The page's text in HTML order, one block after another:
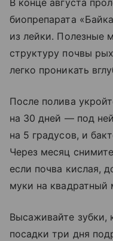
В конце августа
биопрепарата
из лейки. Полезные
структуру почвы
легко проникать
После полива
на 30 дней — под
на 5 градусов, и
Через месяц
если почва кислая,
муки на квадратный
Высаживайте зубки,
посадки три дня